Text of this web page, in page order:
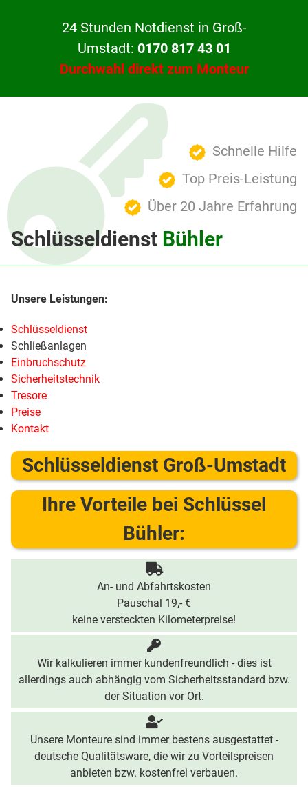
24 Stunden Notdienst in Groß-
Umstadt: 0170 817 43 01
Durchwahl direkt zum Monteur
Schnelle Hilfe
Top Preis-Leistung
Über 20 Jahre Erfahrung
Schlüsseldienst Bühler
Schlüsseldienst
Schließanlagen
Einbruchschutz
Sicherheitstechnik
Tresore
Preise
Kontakt
Schlüsseldienst Groß-Umstadt
Ihre Vorteile bei Schlüssel
Bühler:
An- und Abfahrtskosten
Pauschal 19,- €
keine versteckten Kilometerpreise!
Wir kalkulieren immer kundenfreundlich - dies ist
allerdings auch abhängig vom Sicherheitsstandard bzw.
der Situation vor Ort.
Unsere Monteure sind immer bestens ausgestattet -
deutsche Qualitätsware, die wir zu Vorteilspreisen
anbieten bzw. kostenfrei verbauen.